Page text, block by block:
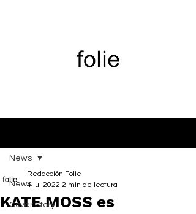
News
Cover Story
News
KATE MOSS es
Redacción Folie
4 jul 2022 2 min de lectura